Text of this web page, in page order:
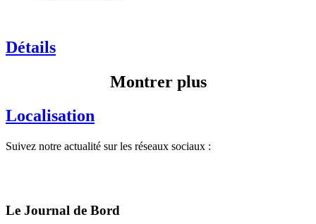
Détails
Montrer plus
Localisation
Suivez notre actualité sur les réseaux sociaux :
Le Journal de Bord